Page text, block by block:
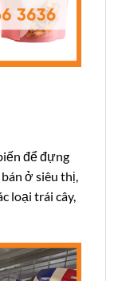
để đựng
ở siêu thị,
loại trái cây,